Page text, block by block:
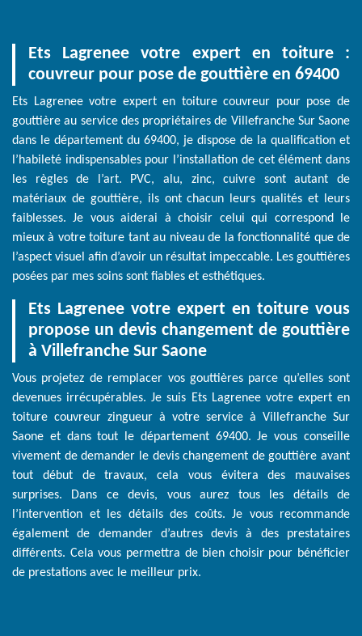
Ets Lagrenee votre expert en toiture :
couvreur pour pose de gouttière en 69400
Ets Lagrenee votre expert en toiture couvreur pour pose de
gouttière au service des propriétaires de Villefranche Sur Saone
dans le département du 69400, je dispose de la qualification et
l’habileté indispensables pour l’installation de cet élément dans
les règles de l’art. PVC, alu, zinc, cuivre sont autant de
matériaux de gouttière, ils ont chacun leurs qualités et leurs
faiblesses. Je vous aiderai à choisir celui qui correspond le
mieux à votre toiture tant au niveau de la fonctionnalité que de
l’aspect visuel afin d’avoir un résultat impeccable. Les gouttières
posées par mes soins sont fiables et esthétiques.
Ets Lagrenee votre expert en toiture vous
propose un devis changement de gouttière
à Villefranche Sur Saone
Vous projetez de remplacer vos gouttières parce qu’elles sont
devenues irrécupérables. Je suis Ets Lagrenee votre expert en
toiture couvreur zingueur à votre service à Villefranche Sur
Saone et dans tout le département 69400. Je vous conseille
vivement de demander le devis changement de gouttière avant
tout début de travaux, cela vous évitera des mauvaises
surprises. Dans ce devis, vous aurez tous les détails de
l’intervention et les détails des coûts. Je vous recommande
également de demander d’autres devis à des prestataires
différents. Cela vous permettra de bien choisir pour bénéficier
de prestations avec le meilleur prix.